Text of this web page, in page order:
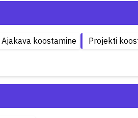
Ajakava koostamine Projekti